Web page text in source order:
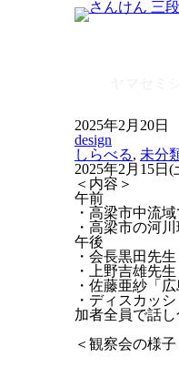
2025年2月20日
design
しらべる, 未分
2025年2月15日
＜内容＞
午前
・高梁市中流
・高梁市の河
午後
・会長黒田先
・上野吉雄先
・佐藤亜紗「
・ディスカッ
加者全員で話
＜観察会の様子